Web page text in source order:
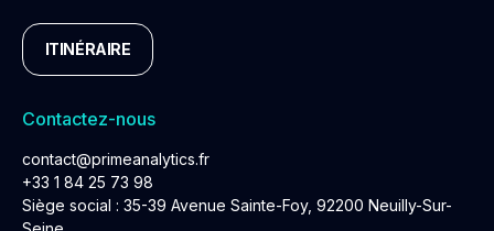
ITINÉRAIRE
Contactez-nous
contact@primeanalytics.fr
+33 1 84 25 73 98
Siège social : 35-39 Avenue Sainte-Foy, 92200 Neuilly-Sur-